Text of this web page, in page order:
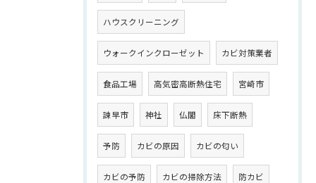
ハウスクリーニング
ウォークインクローゼット カビ対策業者
食品工場 高気密高断熱住宅 宮崎市
諫早市 神社 仏閣 床下断熱
予防 カビの原因 カビの匂い
カビの予防 カビの掃除方法 防カビ